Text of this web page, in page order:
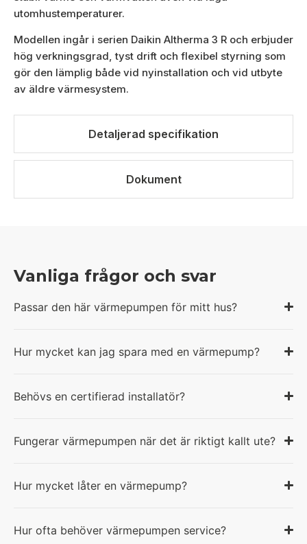
Detaljerad specifikation
Dokument
utomhustemperaturer.
Modellen ingår i serien Daikin Altherma 3 R och erbjuder
hög verkningsgrad, tyst drift och flexibel styrning som
gör den lämplig både vid nyinstallation och vid utbyte
av äldre värmesystem.
Vanliga frågor och svar
Passar den här värmepumpen för mitt hus?
Hur mycket kan jag spara med en värmepump?
Behövs en certifierad installatör?
Fungerar värmepumpen när det är riktigt kallt ute?
Hur mycket låter en värmepump?
Hur ofta behöver värmepumpen service?